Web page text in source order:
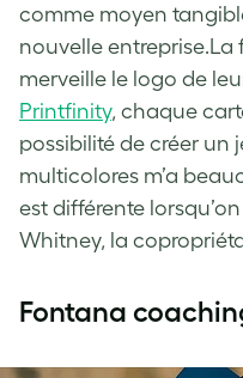
comme moyen
nouvelle
merveille le logo de
Printfinity, chaque
possibilité de créer un
multicolores m’a
est différente
Whitney, la
Fontana